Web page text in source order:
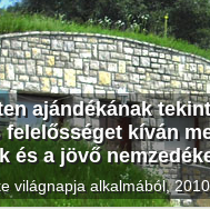
ajándékának
kíván
és a jövő
világnapja alkalmából,